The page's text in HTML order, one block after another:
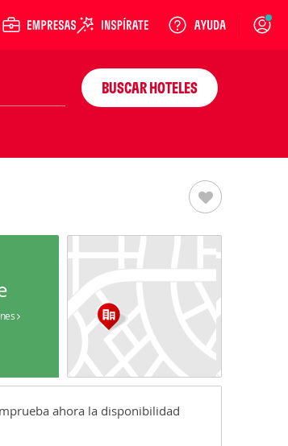
Login
BUSCAR HOTELES
ahora la disponibilidad